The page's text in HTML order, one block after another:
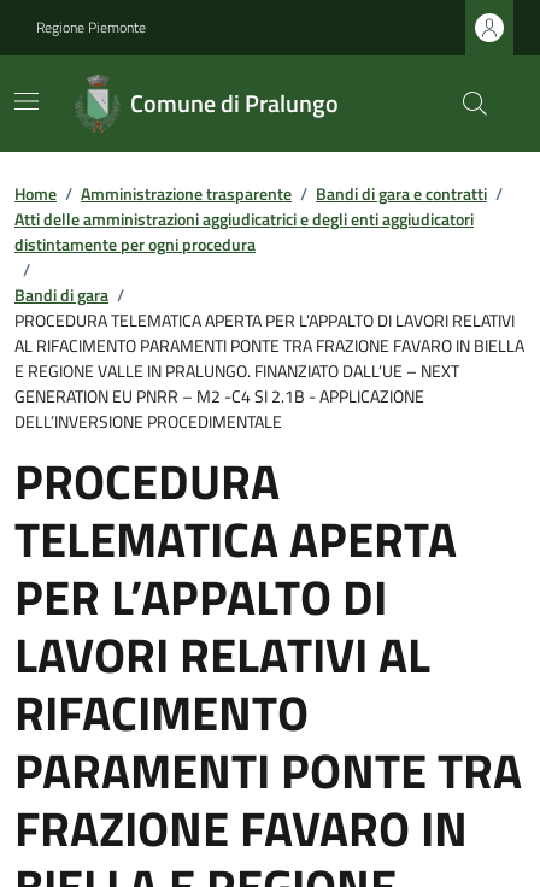
Regione Piemonte
Comune di Pralungo
Home / Amministrazione trasparente / Bandi di gara e contratti /
Atti delle amministrazioni aggiudicatrici e degli enti aggiudicatori
distintamente per ogni procedura
/
Bandi di gara /
PROCEDURA TELEMATICA APERTA PER L’APPALTO DI LAVORI RELATIVI
AL RIFACIMENTO PARAMENTI PONTE TRA FRAZIONE FAVARO IN BIELLA
E REGIONE VALLE IN PRALUNGO. FINANZIATO DALL’UE – NEXT
GENERATION EU PNRR – M2 -C4 SI 2.1B - APPLICAZIONE
DELL’INVERSIONE PROCEDIMENTALE
PROCEDURA
TELEMATICA APERTA
PER L’APPALTO DI
LAVORI RELATIVI AL
RIFACIMENTO
PARAMENTI PONTE TRA
FRAZIONE FAVARO IN